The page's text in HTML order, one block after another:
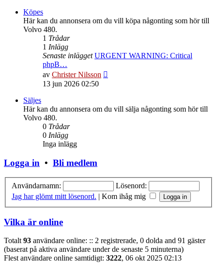
Köpes
Här kan du annonsera om du vill köpa någonting som hör till
Volvo 480.
1 Trådar
1 Inlägg
Senaste inlägget URGENT WARNING: Critical
phpB…
av Christer Nilsson
inlägget
13 jun 2026 02:50
Säljes
Här kan du annonsera om du vill sälja någonting som hör till
Volvo 480.
0 Trådar
0 Inlägg
Inga inlägg
Logga in • Bli medlem
Användarnamn:
Lösenord:
Jag har glömt mitt lösenord. | Kom ihåg mig
Vilka är online
Totalt 93 användare online: :: 2 registrerade, 0 dolda and 91 gäster
(baserat på aktiva användare under de senaste 5 minuterna)
Flest användare online samtidigt: 3222, 06 okt 2025 02:13